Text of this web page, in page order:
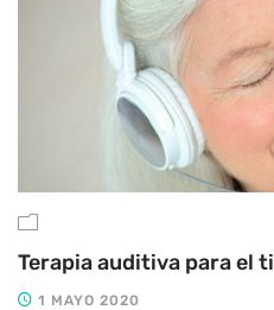
Terapia auditiva para el
1 MAYO 2020